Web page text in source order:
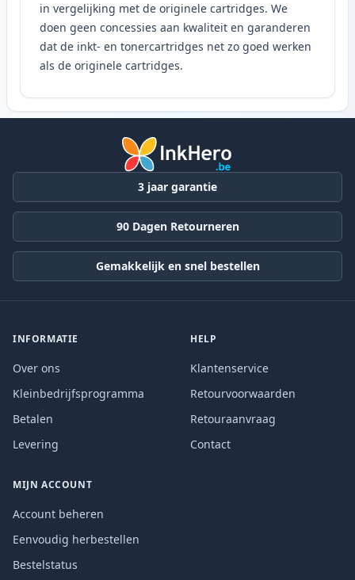
in vergelijking met de originele cartridges. We
doen geen concessies aan kwaliteit en garanderen
dat de inkt- en tonercartridges net zo goed werken
als de originele cartridges.
3 jaar garantie
90 Dagen Retourneren
Gemakkelijk en snel bestellen
INFORMATIE
Over ons
Kleinbedrijfsprogramma
Betalen
Levering
HELP
Klantenservice
Retourvoorwaarden
Retouraanvraag
Contact
MIJN ACCOUNT
Account beheren
Eenvoudig herbestellen
Bestelstatus